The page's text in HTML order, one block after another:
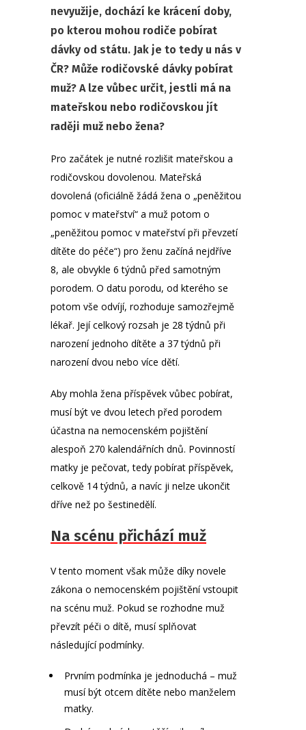
nevyužije, dochází ke krácení doby,
po kterou mohou rodiče pobírat
dávky od státu. Jak je to tedy u nás v
ČR? Může rodičovské dávky pobírat
muž? A lze vůbec určit, jestli má na
mateřskou nebo rodičovskou jít
raději muž nebo žena?
Pro začátek je nutné rozlišit mateřskou a
rodičovskou dovolenou. Mateřská
dovolená (oficiálně žádá žena o „peněžitou
pomoc v mateřství“ a muž potom o
„peněžitou pomoc v mateřství při převzetí
dítěte do péče“) pro ženu začíná nejdříve
8, ale obvykle 6 týdnů před samotným
porodem. O datu porodu, od kterého se
potom vše odvíjí, rozhoduje samozřejmě
lékař. Její celkový rozsah je 28 týdnů při
narození jednoho dítěte a 37 týdnů při
narození dvou nebo více dětí.
Aby mohla žena příspěvek vůbec pobírat,
musí být ve dvou letech před porodem
účastna na nemocenském pojištění
alespoň 270 kalendářních dnů. Povinností
matky je pečovat, tedy pobírat příspěvek,
celkově 14 týdnů, a navíc ji nelze ukončit
dříve než po šestinedělí.
Na scénu přichází muž
V tento moment však může díky novele
zákona o nemocenském pojištění vstoupit
na scénu muž. Pokud se rozhodne muž
převzít péči o dítě, musí splňovat
následující podmínky.
Prvním podmínka je jednoduchá – muž
musí být otcem dítěte nebo manželem
matky.